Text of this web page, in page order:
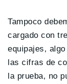
Tampoco
cargado con
equipajes,
las cifras de
la prueba, no